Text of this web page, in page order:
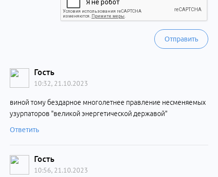
Отправить
Гость
10:32, 21.10.2023
виной тому бездарное многолетнее правление несменяемых
узурпаторов "великой энергетической державой"
Ответить
Гость
10:56, 21.10.2023